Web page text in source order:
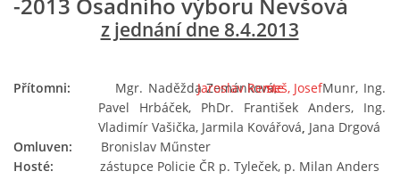
OBECNÍ BUDOVY
SPOLKY
z jednání dne 8.4.2013
Přítomni: Mgr. Naděžda Zemánková,
Jaroslav Remeš, JosefMun
ste
r, Ing.
Pavel Hrbáček, PhDr. František Anders, Ing.
Vladimír Vašička, Jarmila Kovářová, Jana Drgová
Omluven: Bronislav Műnster
Hosté: zástupce Policie ČR p. Tyleček, p. Milan Anders